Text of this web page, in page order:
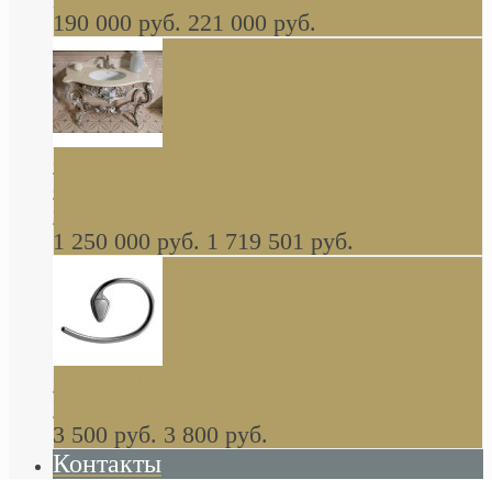
190 000 руб. 221 000 руб.
стиле барокко, из массива дерева, светло
коричневый матовый окрас + серебро
1 250 000 руб. 1 719 501 руб.
Khala Colombo аксессуары (серия) В
НАЛИЧИИ
3 500 руб. 3 800 руб.
Контакты